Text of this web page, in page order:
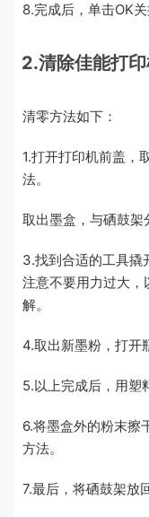
8.完成后，单击OK
2.清除佳能打
清零方法如下：
1.打开打印机前盖，
法。
取出墨盒，与硒鼓架
3.找到合适的工具撬
注意不要用力过大
解。
4.取出新墨粉，打开
5.以上完成后，用塑
6.将墨盒外的粉末擦
方法。
7.最后，将硒鼓架放